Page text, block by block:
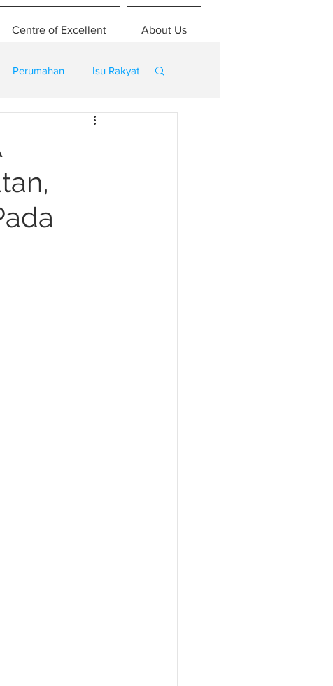
Centre of Excellent About Us
Perumahan Isu Rakyat